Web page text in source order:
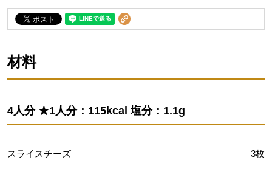
材料
4人分 ★1人分：115kcal 塩分：1.1g
スライスチーズ 3枚